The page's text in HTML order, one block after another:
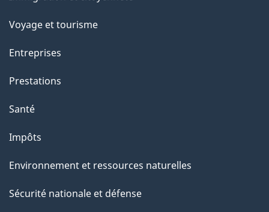
p
a
g
e
Voyage et tourisme
Entreprises
Prestations
Santé
Impôts
Environnement et ressources naturelles
Sécurité nationale et défense